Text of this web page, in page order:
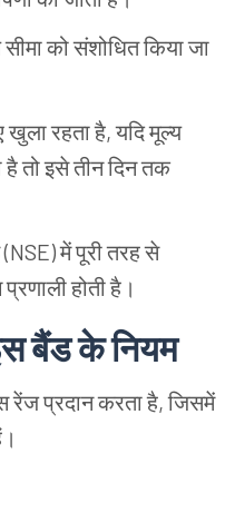
सीमाकोसंशोधितकियाजा
खुलारहताहै,यदिमूल्य
हैतोइसेतीनदिनतक
(NSE)मेंपूरीतरहसे
प्रणालीहोतीहै।
बैंडकेनियम
रेंजप्रदानकरताहै,जिसमें